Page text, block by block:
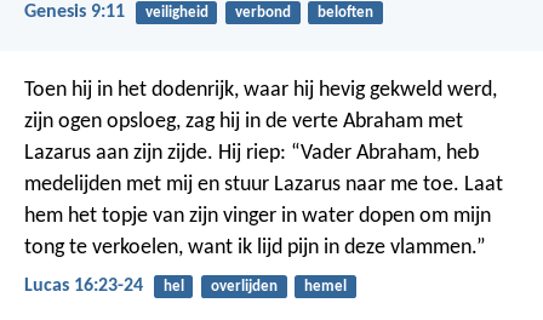
Genesis 9:11 veiligheid verbond beloften
Toen hij in het dodenrijk, waar hij hevig gekweld werd,
zijn ogen opsloeg, zag hij in de verte Abraham met
Lazarus aan zijn zijde. Hij riep: “Vader Abraham, heb
medelijden met mij en stuur Lazarus naar me toe. Laat
hem het topje van zijn vinger in water dopen om mijn
tong te verkoelen, want ik lijd pijn in deze vlammen.”
Lucas 16:23-24 hel overlijden hemel